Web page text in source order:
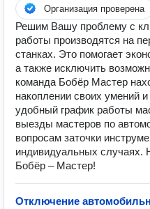
Организация проверена
Решим Вашу проблему с
работы производятся на
станках. Это помогает
а также исключить
команда Бобёр Мастер
накоплении своих умений
удобный график работы
выезды мастеров по
вопросам заточки
индивидуальных случаях.
Бобёр – Мастер!
Отключение